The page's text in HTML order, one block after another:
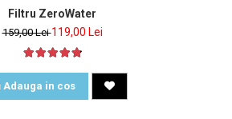
Filtru ZeroWater
159,00 Lei119,00 Lei
Adauga in cos